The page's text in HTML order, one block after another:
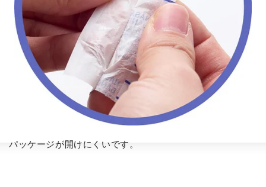
パッケージが開けにくいです。